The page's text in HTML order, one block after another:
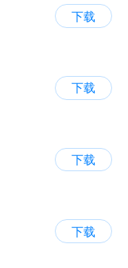
下载
下载
下载
下载